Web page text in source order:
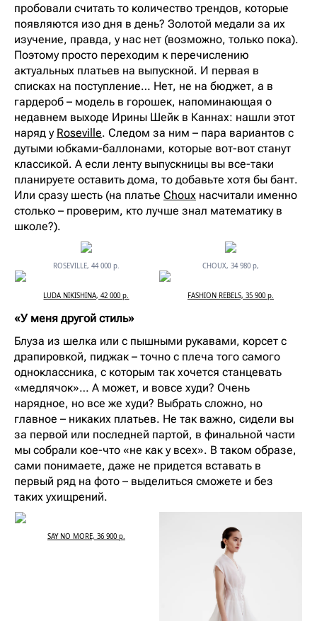
пробовали считать то количество трендов, которые
появляются изо дня в день? Золотой медали за их
изучение, правда, у нас нет (возможно, только пока).
Поэтому просто переходим к перечислению
актуальных платьев на выпускной. И первая в
списках на поступление… Нет, не на бюджет, а в
гардероб – модель в горошек, напоминающая о
недавнем выходе Ирины Шейк в Каннах: нашли этот
наряд у Roseville. Следом за ним – пара вариантов с
дутыми юбками-баллонами, которые вот-вот станут
классикой. А если ленту выпускницы вы все-таки
планируете оставить дома, то добавьте хотя бы бант.
Или сразу шесть (на платье Choux насчитали именно
столько – проверим, кто лучше знал математику в
школе?).
ROSEVILLE, 44 000 р. CHOUX, 34 980 р,
LUDA NIKISHINA, 42 000 р. FASHION REBELS, 35 900 р.
«У меня другой стиль»
Блуза из шелка или с пышными рукавами, корсет с
драпировкой, пиджак – точно с плеча того самого
одноклассника, с которым так хочется станцевать
«медлячок»… А может, и вовсе худи? Очень
нарядное, но все же худи? Выбрать сложно, но
главное – никаких платьев. Не так важно, сидели вы
за первой или последней партой, в финальной части
мы собрали кое-что «не как у всех». В таком образе,
сами понимаете, даже не придется вставать в
первый ряд на фото – выделиться сможете и без
таких ухищрений.
SAY NO MORE, 36 900 р.